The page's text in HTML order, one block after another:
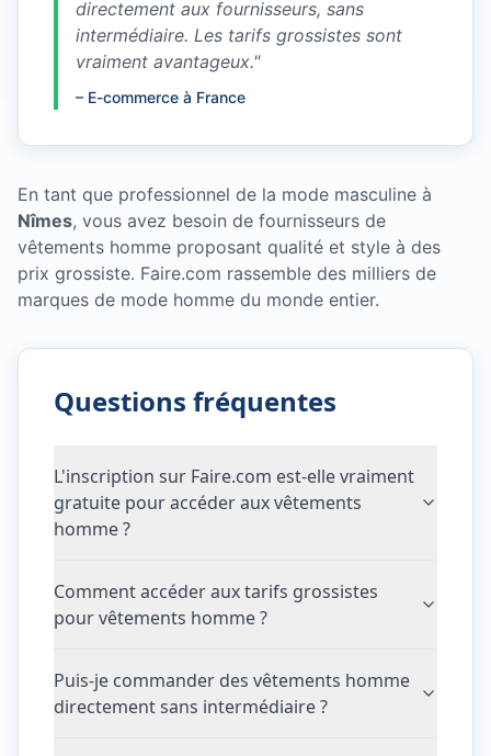
directement aux fournisseurs, sans
intermédiaire. Les tarifs grossistes sont
vraiment avantageux."
– E-commerce à France
En tant que professionnel de la mode masculine à
Nîmes, vous avez besoin de fournisseurs de
vêtements homme proposant qualité et style à des
prix grossiste. Faire.com rassemble des milliers de
marques de mode homme du monde entier.
Questions fréquentes
L'inscription sur Faire.com est-elle vraiment
gratuite pour accéder aux vêtements
homme ?
Comment accéder aux tarifs grossistes
pour vêtements homme ?
Puis-je commander des vêtements homme
directement sans intermédiaire ?